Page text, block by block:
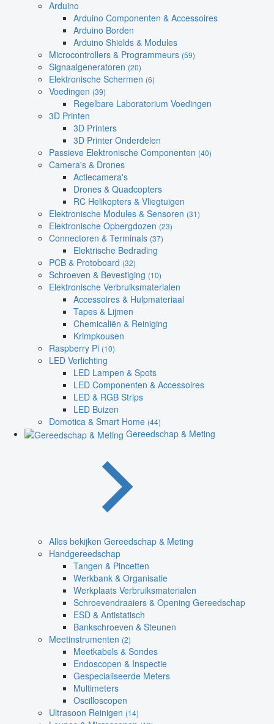
Arduino
Arduino Componenten & Accessoires
Arduino Borden
Arduino Shields & Modules
Microcontrollers & Programmeurs (59)
Signaalgeneratoren (20)
Elektronische Schermen (6)
Voedingen (39)
Regelbare Laboratorium Voedingen
3D Printen
3D Printers
3D Printer Onderdelen
Passieve Elektronische Componenten (40)
Camera's & Drones
Actiecamera's
Drones & Quadcopters
RC Helikopters & Vliegtuigen
Elektronische Modules & Sensoren (31)
Elektronische Opbergdozen (23)
Connectoren & Terminals (37)
Elektrische Bedrading
PCB & Protoboard (32)
Schroeven & Bevestiging (10)
Elektronische Verbruiksmaterialen
Accessoires & Hulpmateriaal
Tapes & Lijmen
Chemicaliën & Reiniging
Krimpkousen
Raspberry Pi (10)
LED Verlichting
LED Lampen & Spots
LED Componenten & Accessoires
LED & RGB Strips
LED Buizen
Domotica & Smart Home (44)
Gereedschap & Meting
Alles bekijken Gereedschap & Meting
Handgereedschap
Tangen & Pincetten
Werkbank & Organisatie
Werkplaats Verbruiksmaterialen
Schroevendraaiers & Opening Gereedschap
ESD & Antistatisch
Bankschroeven & Steunen
Meetinstrumenten (2)
Meetkabels & Sondes
Endoscopen & Inspectie
Gespecialiseerde Meters
Multimeters
Oscilloscopen
Ultrasoon Reinigen (14)